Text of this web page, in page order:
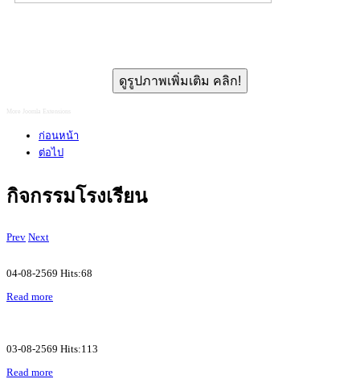
ดูรูปภาพเพิ่มเติม คลิก!
More Joomla Extensions
ก่อนหน้า
ต่อไป
กิจกรรมโรงเรียน
Prev Next
04-08-2569 Hits:68
Read more
03-08-2569 Hits:113
Read more